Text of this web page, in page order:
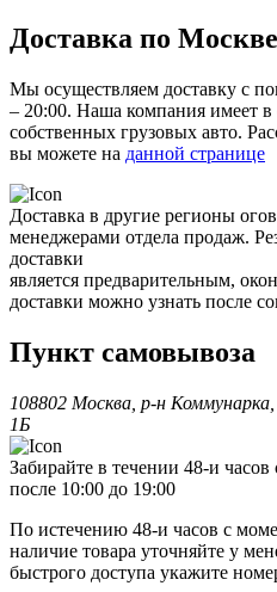
Доставка по
Мы осуществляем доставку с
– 20:00. Наша компания имеет в
собственных грузовых авто.
вы можете на данной странице
Доставка в другие регионы
менеджерами отдела продаж.
доставки
является предварительным,
доставки можно узнать после
Пункт самовывоза
108802 Москва, р-н
1Б
Забирайте в течении 48-и
после 10:00 до 19:00
По истечению 48-и часов с
наличие товара уточняйте у
быстрого доступа укажите